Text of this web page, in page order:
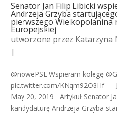
Senator Jan Filip Libicki
Andrzeja Grzyba
pierwszego Wielkopolanina
Europejskiej
utworzone przez Katarzyna
|
@nowePSL Wspieram kolegę
pic.twitter.com/KNqm92O8Hf —
May 20, 2019 Artykuł Senator
kandydaturę Andrzeja Grzyba